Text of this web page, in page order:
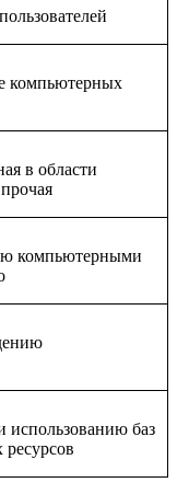
компьютерных
в области
компьютерными
использованию баз